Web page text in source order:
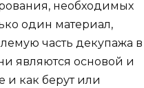
необходимых
один материал,
часть декупажа в
являются основой и
и как берут или